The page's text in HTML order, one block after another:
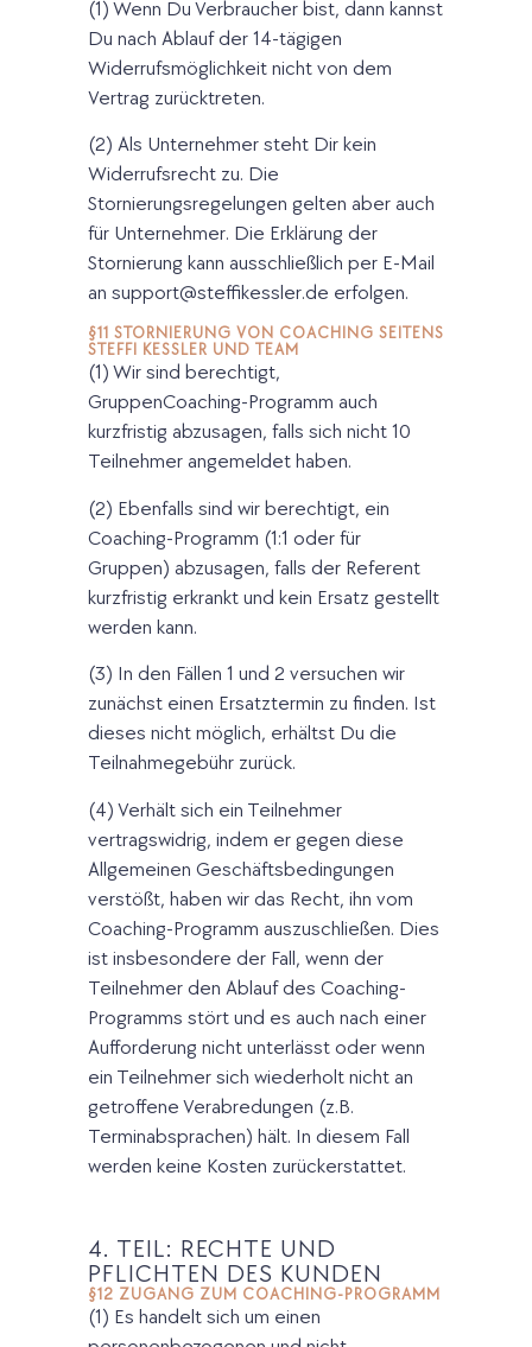
(1) Wenn Du Verbraucher bist, dann kannst
Du nach Ablauf der 14-tägigen
Widerrufsmöglichkeit nicht von dem
Vertrag zurücktreten.
(2) Als Unternehmer steht Dir kein
Widerrufsrecht zu. Die
Stornierungsregelungen gelten aber auch
für Unternehmer. Die Erklärung der
Stornierung kann ausschließlich per E-Mail
an support@steffikessler.de erfolgen.
§11 STORNIERUNG VON COACHING SEITENS
STEFFI KESSLER UND TEAM
(1) Wir sind berechtigt,
GruppenCoaching-Programm auch
kurzfristig abzusagen, falls sich nicht 10
Teilnehmer angemeldet haben.
(2) Ebenfalls sind wir berechtigt, ein
Coaching-Programm (1:1 oder für
Gruppen) abzusagen, falls der Referent
kurzfristig erkrankt und kein Ersatz gestellt
werden kann.
(3) In den Fällen 1 und 2 versuchen wir
zunächst einen Ersatztermin zu finden. Ist
dieses nicht möglich, erhältst Du die
Teilnahmegebühr zurück.
(4) Verhält sich ein Teilnehmer
vertragswidrig, indem er gegen diese
Allgemeinen Geschäftsbedingungen
verstößt, haben wir das Recht, ihn vom
Coaching-Programm auszuschließen. Dies
ist insbesondere der Fall, wenn der
Teilnehmer den Ablauf des Coaching-
Programms stört und es auch nach einer
Aufforderung nicht unterlässt oder wenn
ein Teilnehmer sich wiederholt nicht an
getroffene Verabredungen (z.B.
Terminabsprachen) hält. In diesem Fall
werden keine Kosten zurückerstattet.
4. TEIL: RECHTE UND
PFLICHTEN DES KUNDEN
§12 ZUGANG ZUM COACHING-PROGRAMM
(1) Es handelt sich um einen